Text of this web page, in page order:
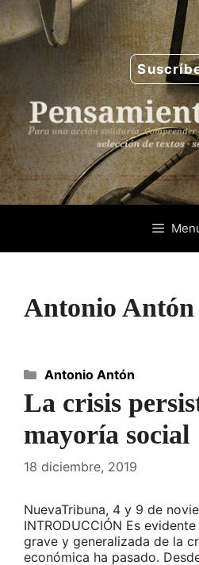
Saltar
al
contenido
Antonio Antón
La crisis
mayoría social
18 diciembre, 2019
NuevaTribuna, 4 y 9 de
INTRODUCCIÓN Es
grave y generalizada de la
económica ha pasado.
Categorías
Antonio Antón